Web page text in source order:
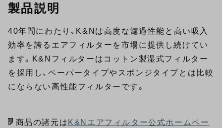
製品説明
40年間にわたり、K&Nは高度な濾過性能と高い吸入
効率を誇るエアフィルターを市場に提供し続けてい
ます。K&Nフィルターはコットン製湿式フィルター
を採用し、ペーパータイプやスポンジタイプとは比較
にならない高性能フィルターです。
商品の諸元は K&Nエアフィルター公式ホームペー